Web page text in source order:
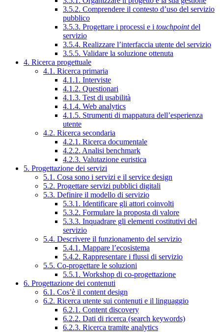
3.5.2. Comprendere il contesto d’uso del servizio
pubblico
3.5.3. Progettare i processi e i touchpointdel
servizio
3.5.4. Realizzare l’interfaccia utente del servizio
3.5.5. Validare la soluzione ottenuta
4. Ricerca progettuale
4.1. Ricerca primaria
4.1.1. Interviste
4.1.2. Questionari
4.1.3. Test di usabilità
4.1.4. Web analytics
4.1.5. Strumenti di mappatura dell’esperienza
utente
4.2. Ricerca secondaria
4.2.1. Ricerca documentale
4.2.2. Analisi benchmark
4.2.3. Valutazione euristica
5. Progettazione dei servizi
5.1. Cosa sono i servizi e il service design
5.2. Progettare servizi pubblici digitali
5.3. Definire il modello di servizio
5.3.1. Identificare gli attori coinvolti
5.3.2. Formulare la proposta di valore
5.3.3. Inquadrare gli elementi costitutivi del
servizio
5.4. Descrivere il funzionamento del servizio
5.4.1. Mappare l’ecosistema
5.4.2. Rappresentare i flussi di servizio
5.5. Co-progettare le soluzioni
5.5.1. Workshop di co-progettazione
6. Progettazione dei contenuti
6.1. Cos’è il content design
6.2. Ricerca utente sui contenuti e il linguaggio
6.2.1. Content discovery
6.2.2. Dati di ricerca (search keywords)
6.2.3. Ricerca tramite analytics